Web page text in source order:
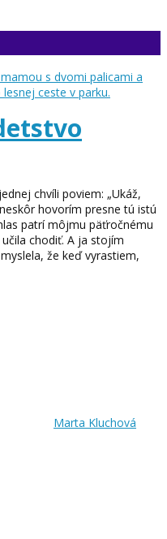
chvíli poviem: „Ukáž,
hovorím presne tú istú
patrí môjmu päťročnému
chodiť. A ja stojím
že keď vyrastiem,
Marta Kluchová